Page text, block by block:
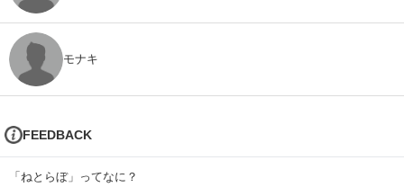
モナキ
FEEDBACK
「ねとらぼ」ってなに？